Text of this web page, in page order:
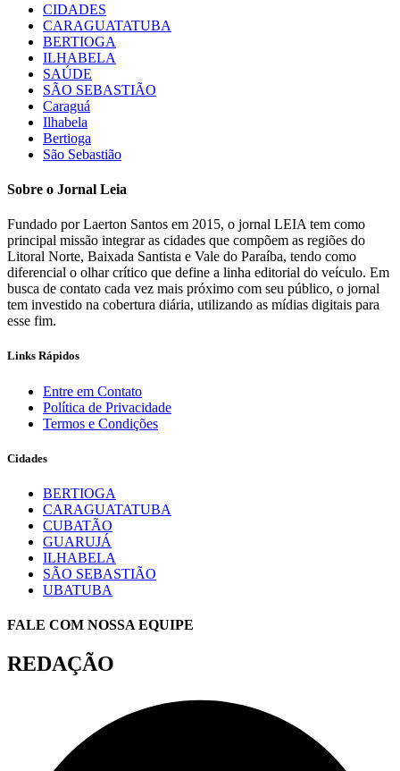
CIDADES
CARAGUATATUBA
BERTIOGA
ILHABELA
SAÚDE
SÃO SEBASTIÃO
Caraguá
Ilhabela
Bertioga
São Sebastião
Sobre o Jornal Leia
Fundado por Laerton Santos em 2015, o jornal LEIA tem como
principal missão integrar as cidades que compõem as regiões do
Litoral Norte, Baixada Santista e Vale do Paraíba, tendo como
diferencial o olhar crítico que define a linha editorial do veículo. Em
busca de contato cada vez mais próximo com seu público, o jornal
tem investido na cobertura diária, utilizando as mídias digitais para
esse fim.
Links Rápidos
Entre em Contato
Política de Privacidade
Termos e Condições
Cidades
BERTIOGA
CARAGUATATUBA
CUBATÃO
GUARUJÁ
ILHABELA
SÃO SEBASTIÃO
UBATUBA
FALE COM NOSSA EQUIPE
REDAÇÃO